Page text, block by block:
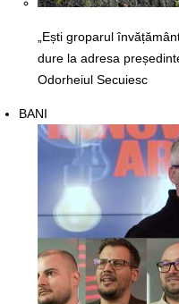
„Ești groparul
dure la adresa
Odorheiul Secuiesc
BANI